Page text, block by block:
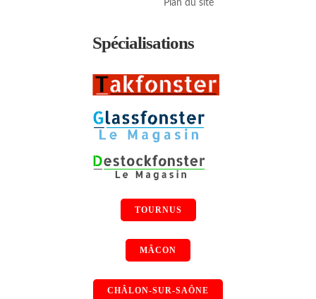
Plan du site
Spécialisations
TOURNUS
MÂCON
CHÂLON-SUR-SAÔNE